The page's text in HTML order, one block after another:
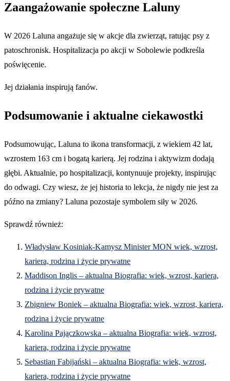
Zaangażowanie społeczne Laluny
W 2026 Laluna angażuje się w akcje dla zwierząt, ratując psy z
patoschronisk. Hospitalizacja po akcji w Sobolewie podkreśla
poświęcenie.
Jej działania inspirują fanów.
Podsumowanie i aktualne ciekawostki
Podsumowując, Laluna to ikona transformacji, z wiekiem 42 lat,
wzrostem 163 cm i bogatą karierą. Jej rodzina i aktywizm dodają
głębi. Aktualnie, po hospitalizacji, kontynuuje projekty, inspirując
do odwagi. Czy wiesz, że jej historia to lekcja, że nigdy nie jest za
późno na zmiany? Laluna pozostaje symbolem siły w 2026.
Sprawdź również:
Władysław Kosiniak-Kamysz Minister MON wiek, wzrost,
kariera, rodzina i życie prywatne
Maddison Inglis – aktualna Biografia: wiek, wzrost, kariera,
rodzina i życie prywatne
Zbigniew Boniek – aktualna Biografia: wiek, wzrost, kariera,
rodzina i życie prywatne
Karolina Pajączkowska – aktualna Biografia: wiek, wzrost,
kariera, rodzina i życie prywatne
Sebastian Fabijański – aktualna Biografia: wiek, wzrost,
kariera, rodzina i życie prywatne